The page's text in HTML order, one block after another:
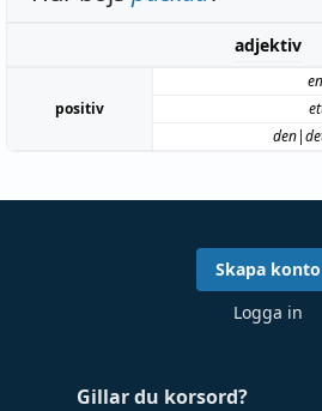
adjektiv
positiv
en
Gillar du korsord?
Skapa konto
Logga in